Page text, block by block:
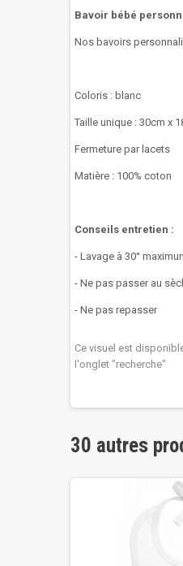
Bavoir bébé
Nos bavoirs
Coloris : blanc
Taille unique : 30cm x
Fermeture par lacets
Matière : 100% coton
Conseils entretien :
- Lavage à 30°
- Ne pas passer au
- Ne pas repasser
Ce visuel est
l'onglet "recherche"
30 autres